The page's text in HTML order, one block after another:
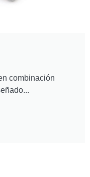
combinación